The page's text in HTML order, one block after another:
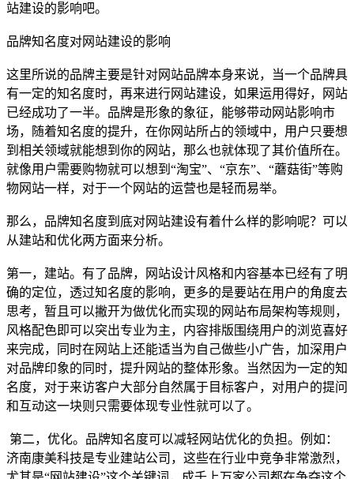
站建设的影响吧。
品牌知名度对网站建设的影响
这里所说的品牌主要是针对网站品牌本身来说，当一个品牌具
有一定的知名度时，再来进行网站建设，如果运用得好，网站
已经成功了一半。品牌是形象的象征，能够带动网站影响市
场，随着知名度的提升，在你网站所占的领域中，用户只要想
到相关领域就能想到你的网站，那么也就体现了其价值所在。
就像用户需要购物就可以想到“淘宝”、“京东”、“蘑菇街”等购
物网站一样，对于一个网站的运营也是轻而易举。
那么，品牌知名度到底对网站建设有着什么样的影响呢？可以
从建站和优化两方面来分析。
第一，建站。有了品牌，网站设计风格和内容基本已经有了明
确的定位，透过知名度的影响，更多的是要站在用户的角度去
思考，暂且可以撇开为做优化而实现的网站布局架构等规则，
风格配色即可以突出专业为主，内容排版围绕用户的浏览喜好
来完成，同时在网站上还能适当为自己做些小广告，加深用户
对品牌印象的同时，提升网站的整体形象。当然因为一定的知
名度，对于来访客户大部分自然属于目标客户，对用户的提问
和互动这一块则只需要体现专业性就可以了。
第二，优化。品牌知名度可以减轻网站优化的负担。例如：
济南康美科技是专业建站公司，这些在行业中竞争非常激烈，